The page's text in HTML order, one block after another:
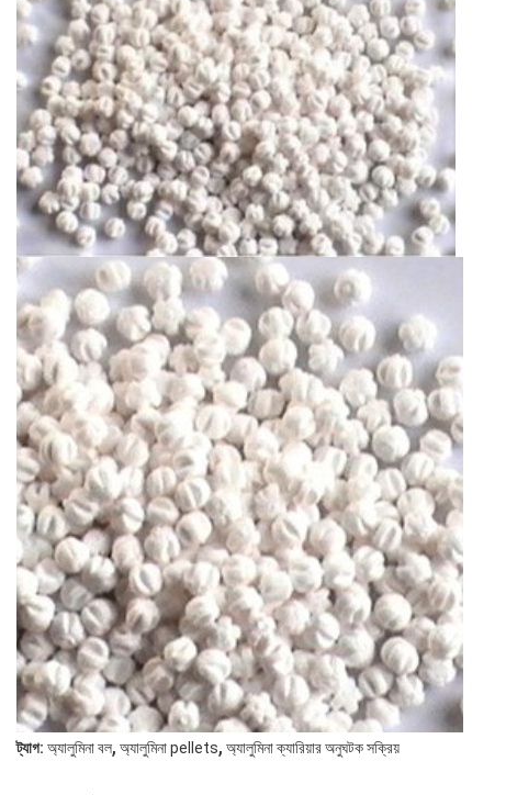
ট্যাগ: অ্যালুমিনা বল, অ্যালুমিনা pellets, অ্যালুমিনা ক্যারিয়ার অনুঘটক সক্রিয়